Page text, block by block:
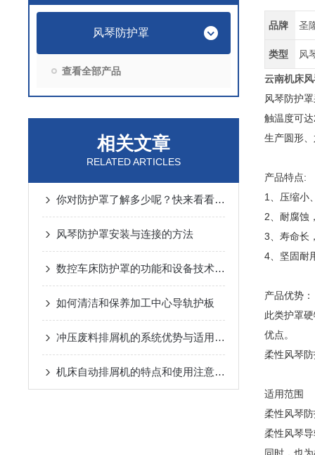
风琴防护罩
查看全部产品
相关文章
RELATED ARTICLES
你对防护罩了解多少呢？快来看看吧！
风琴防护罩安装与连接的方法
数控车床防护罩的功能和设备技术要求是什么
如何清洁和保养加工中心导轨护板
冲压废料排屑机的系统优势与适用范围说明
机床自动排屑机的特点和使用注意事项
品牌 圣
类型 风
云南机床
风琴防护
触温度可
生产圆形
产品特点:
1、压缩小
2、耐腐蚀
3、寿命长
4、坚固耐
产品优势：
此类护罩
优点。
柔性风琴
适用范围
柔性风琴
柔性风琴